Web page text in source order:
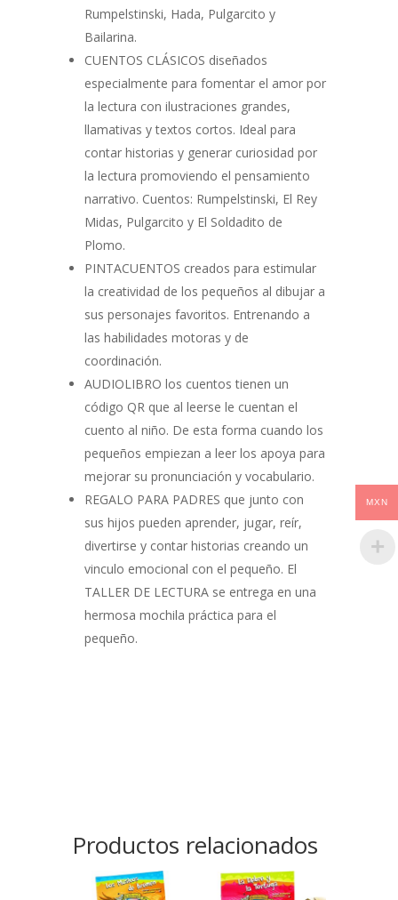
Rumpelstinski, Hada, Pulgarcito y
Bailarina.
CUENTOS CLÁSICOS diseñados
especialmente para fomentar el amor por
la lectura con ilustraciones grandes,
llamativas y textos cortos. Ideal para
contar historias y generar curiosidad por
la lectura promoviendo el pensamiento
narrativo. Cuentos: Rumpelstinski, El Rey
Midas, Pulgarcito y El Soldadito de
Plomo.
PINTACUENTOS creados para estimular
la creatividad de los pequeños al dibujar a
sus personajes favoritos. Entrenando a
las habilidades motoras y de
coordinación.
AUDIOLIBRO los cuentos tienen un
código QR que al leerse le cuentan el
cuento al niño. De esta forma cuando los
pequeños empiezan a leer los apoya para
mejorar su pronunciación y vocabulario.
REGALO PARA PADRES que junto con
sus hijos pueden aprender, jugar, reír,
divertirse y contar historias creando un
vinculo emocional con el pequeño. El
TALLER DE LECTURA se entrega en una
hermosa mochila práctica para el
pequeño.
Productos relacionados
MXN